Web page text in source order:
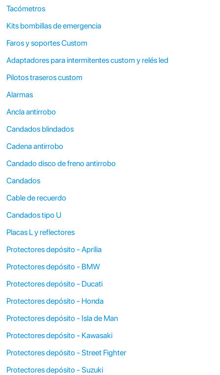
Tacómetros
Kits bombillas de emergencia
Faros y soportes Custom
Adaptadores para intermitentes custom y relés led
Pilotos traseros custom
Alarmas
Ancla antirrobo
Candados blindados
Cadena antirrobo
Candado disco de freno antirrobo
Candados
Cable de recuerdo
Candados tipo U
Placas L y reflectores
Protectores depósito - Aprilia
Protectores depósito - BMW
Protectores depósito - Ducati
Protectores depósito - Honda
Protectores depósito - Isla de Man
Protectores depósito - Kawasaki
Protectores depósito - Street Fighter
Protectores depósito - Suzuki